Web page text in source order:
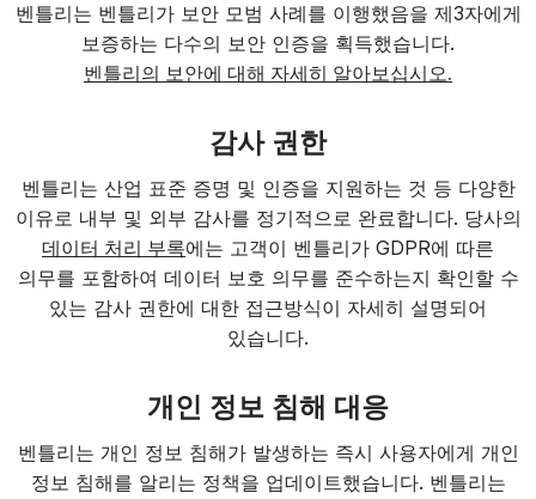
벤틀리는 벤틀리가 보안 모범 사례를 이행했음을 제3자에게
보증하는 다수의 보안 인증을 획득했습니다.
벤틀리의 보안에 대해 자세히 알아보십시오.
감사 권한
벤틀리는 산업 표준 증명 및 인증을 지원하는 것 등 다양한
이유로 내부 및 외부 감사를 정기적으로 완료합니다. 당사의
데이터 처리 부록에는 고객이 벤틀리가 GDPR에 따른
의무를 포함하여 데이터 보호 의무를 준수하는지 확인할 수
있는 감사 권한에 대한 접근방식이 자세히 설명되어
있습니다.
개인 정보 침해 대응
벤틀리는 개인 정보 침해가 발생하는 즉시 사용자에게 개인
정보 침해를 알리는 정책을 업데이트했습니다. 벤틀리는